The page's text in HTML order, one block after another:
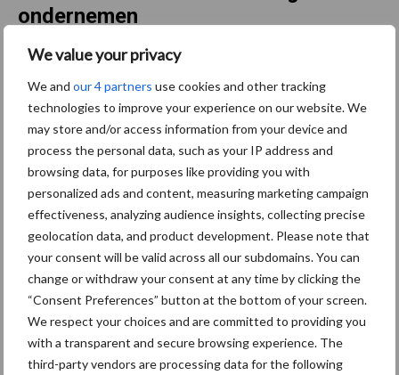
We value your privacy
We and our 4 partners use cookies and other tracking
technologies to improve your experience on our website. We
may store and/or access information from your device and
process the personal data, such as your IP address and
browsing data, for purposes like providing you with
personalized ads and content, measuring marketing campaign
effectiveness, analyzing audience insights, collecting precise
geolocation data, and product development. Please note that
your consent will be valid across all our subdomains. You can
change or withdraw your consent at any time by clicking the
“Consent Preferences” button at the bottom of your screen.
We respect your choices and are committed to providing you
with a transparent and secure browsing experience. The
third-party vendors are processing data for the following
ondernemen
Genomineerden BioVLAM
2026 bekend: vier
biobedrijven in de running
Van kippenkar tot
voederhagen: biologische
boerderij wint
Agroscoopbokaal
Biologische landbouw
hervindt marktevenwicht en
kijkt opnieuw vooruit